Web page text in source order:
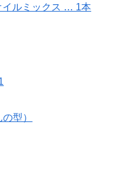
イルミックス … 1本
型）